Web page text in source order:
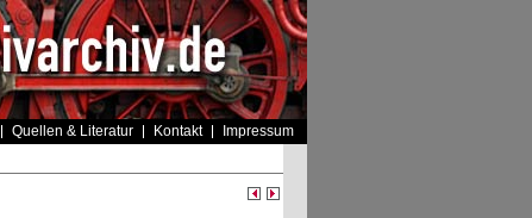
Quellen & Literatur Kontakt Impressum